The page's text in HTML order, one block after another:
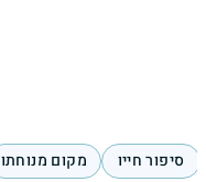
סיפור חייו מקום מנוחתו